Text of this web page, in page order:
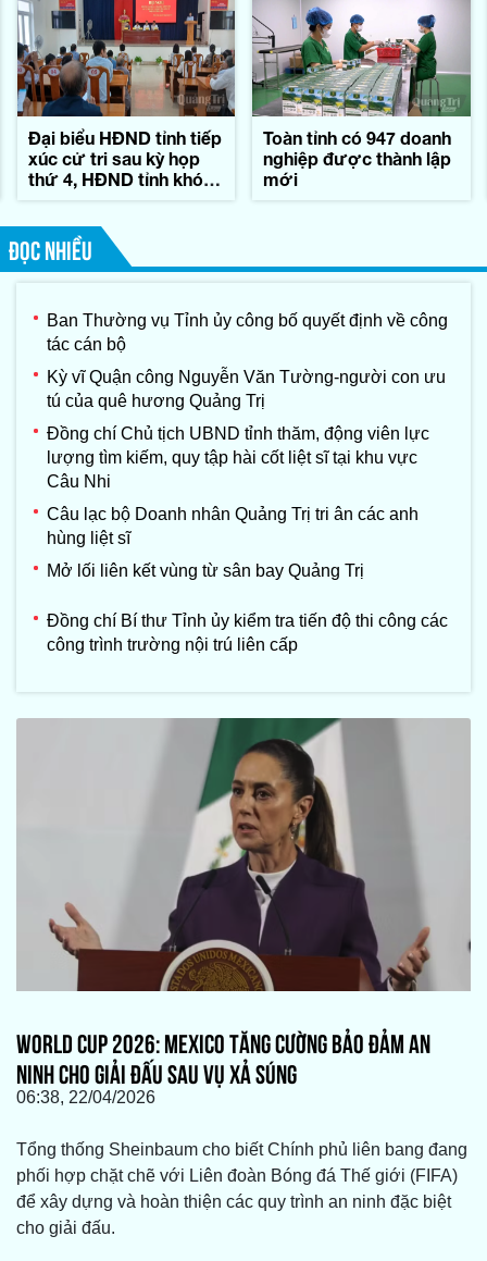
Đại biểu HĐND tỉnh tiếp
xúc cử tri sau kỳ họp
thứ 4, HĐND tỉnh khóa
Toàn tỉnh có 947 doanh
nghiệp được thành lập
mới
ĐỌC NHIỀU
Ban Thường vụ Tỉnh ủy công bố quyết định về công
tác cán bộ
Kỳ vĩ Quận công Nguyễn Văn Tường-người con ưu
tú của quê hương Quảng Trị
Đồng chí Chủ tịch UBND tỉnh thăm, động viên lực
lượng tìm kiếm, quy tập hài cốt liệt sĩ tại khu vực
Câu Nhi
Câu lạc bộ Doanh nhân Quảng Trị tri ân các anh
hùng liệt sĩ
Mở lối liên kết vùng từ sân bay Quảng Trị
Đồng chí Bí thư Tỉnh ủy kiểm tra tiến độ thi công các
công trình trường nội trú liên cấp
WORLD CUP 2026: MEXICO TĂNG CƯỜNG BẢO ĐẢM AN
NINH CHO GIẢI ĐẤU SAU VỤ XẢ SÚNG
06:38, 22/04/2026
Tổng thống Sheinbaum cho biết Chính phủ liên bang đang
phối hợp chặt chẽ với Liên đoàn Bóng đá Thế giới (FIFA)
để xây dựng và hoàn thiện các quy trình an ninh đặc biệt
cho giải đấu.